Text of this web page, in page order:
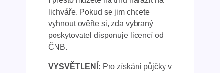
lichváře. Pokud se jim chcete
vyhnout ověřte si, zda vybraný
poskytovatel disponuje licencí od
ČNB.
VYSVĚTLENÍ: Pro získání půjčky v